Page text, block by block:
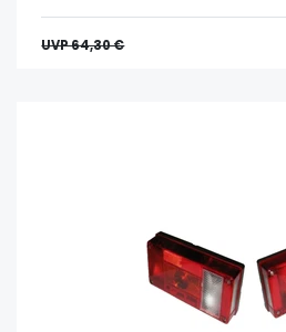
UVP 64,30 €